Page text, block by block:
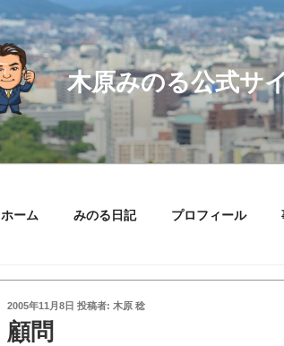
木原みのる公式サ
ホーム みのる日記 プロフィール
投
稿
日:
2005年11月8日 投稿者: 木原 稔
顧問